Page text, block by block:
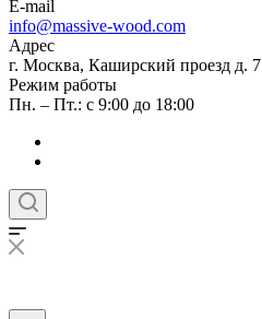
E-mail
info@massive-wood.com
Адрес
г. Москва, Каширский проезд д. 7
Режим работы
Пн. – Пт.: с 9:00 до 18:00